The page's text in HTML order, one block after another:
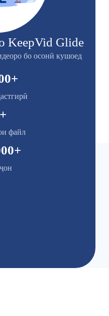
KeepVid Glide
бо осонӣ кушоед
+
файл
+
+